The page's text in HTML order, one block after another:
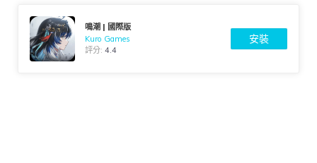
鳴潮 | 國際版
Kuro Games
評分:4.4
安裝